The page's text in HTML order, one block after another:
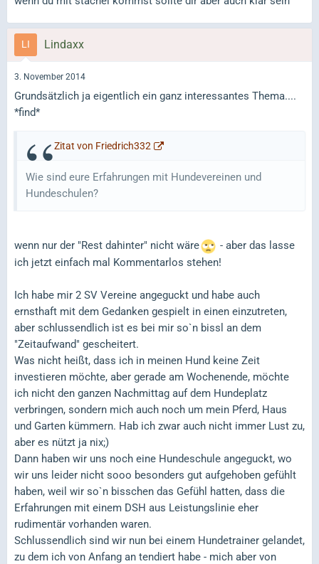
Lindaxx
3. November 2014
Grundsätzlich ja eigentlich ein ganz interessantes Thema....
*find*
Zitat von Friedrich332
Wie sind eure Erfahrungen mit Hundevereinen und
Hundeschulen?
wenn nur der "Rest dahinter" nicht wäre
- aber das lasse
ich jetzt einfach mal Kommentarlos stehen!
Ich habe mir 2 SV Vereine angeguckt und habe auch
ernsthaft mit dem Gedanken gespielt in einen einzutreten,
aber schlussendlich ist es bei mir so`n bissl an dem
"Zeitaufwand" gescheitert.
Was nicht heißt, dass ich in meinen Hund keine Zeit
investieren möchte, aber gerade am Wochenende, möchte
ich nicht den ganzen Nachmittag auf dem Hundeplatz
verbringen, sondern mich auch noch um mein Pferd, Haus
und Garten kümmern. Hab ich zwar auch nicht immer Lust zu,
aber es nützt ja nix;)
Dann haben wir uns noch eine Hundeschule angeguckt, wo
wir uns leider nicht sooo besonders gut aufgehoben gefühlt
haben, weil wir so`n bisschen das Gefühl hatten, dass die
Erfahrungen mit einem DSH aus Leistungslinie eher
rudimentär vorhanden waren.
Schlussendlich sind wir nun bei einem Hundetrainer gelandet,
zu dem ich von Anfang an tendiert habe - mich aber von